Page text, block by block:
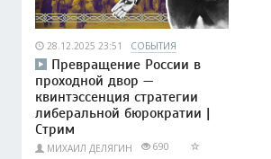
28.12.2025 23:51 СОБЫТИЯ
Превращение России в
проходной двор —
квинтэссенция стратегии
либеральной бюрократии |
Стрим
МИХАИЛ ДЕЛЯГИН 690